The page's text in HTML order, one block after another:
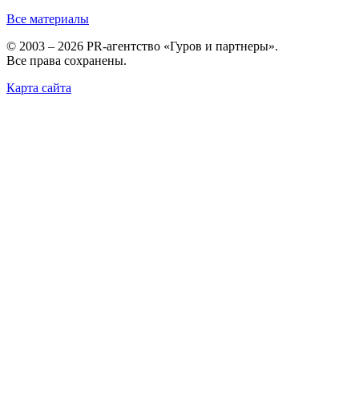
Все материалы
© 2003 – 2026 PR-агентство «Гуров и партнеры».
Все права сохранены.
Карта сайта